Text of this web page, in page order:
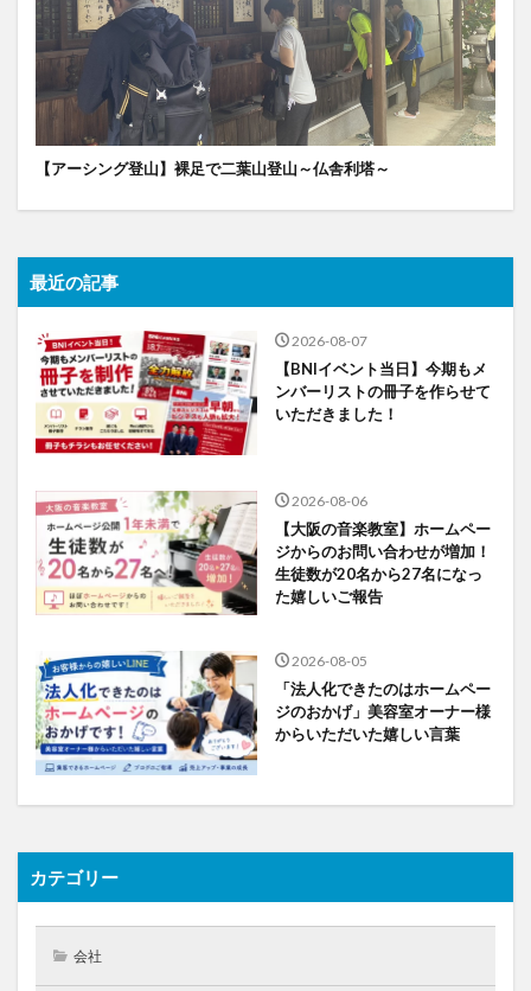
【アーシング登山】裸足で二葉山登山～仏舎利塔～
最近の記事
2026-08-07
【BNIイベント当日】今期もメ
ンバーリストの冊子を作らせて
いただきました！
2026-08-06
【大阪の音楽教室】ホームペー
ジからのお問い合わせが増加！
生徒数が20名から27名になっ
た嬉しいご報告
2026-08-05
「法人化できたのはホームペー
ジのおかげ」美容室オーナー様
からいただいた嬉しい言葉
カテゴリー
会社